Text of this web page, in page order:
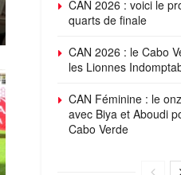
CAN 2026 : voici le
quarts de finale
CAN 2026 : le Cabo
les Lionnes
CAN Féminine : le
avec Biya et Aboudi
Cabo Verde